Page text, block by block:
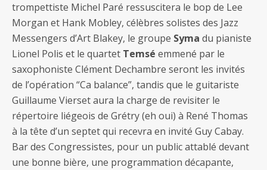
trompettiste Michel Paré ressuscitera le bop de Lee
Morgan et Hank Mobley, célèbres solistes des Jazz
Messengers d’Art Blakey, le groupe Syma du pianiste
Lionel Polis et le quartet Temsé emmené par le
saxophoniste Clément Dechambre seront les invités
de l’opération “Ca balance”, tandis que le guitariste
Guillaume Vierset aura la charge de revisiter le
répertoire liégeois de Grétry (eh oui) à René Thomas
à la tête d’un septet qui recevra en invité Guy Cabay.
Bar des Congressistes, pour un public attablé devant
une bonne bière, une programmation décapante,